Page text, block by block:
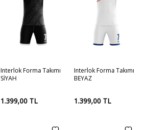
Interlok Forma Takımı
SİYAH
1.399,00 TL
Interlok Forma Takımı
BEYAZ
1.399,00TL